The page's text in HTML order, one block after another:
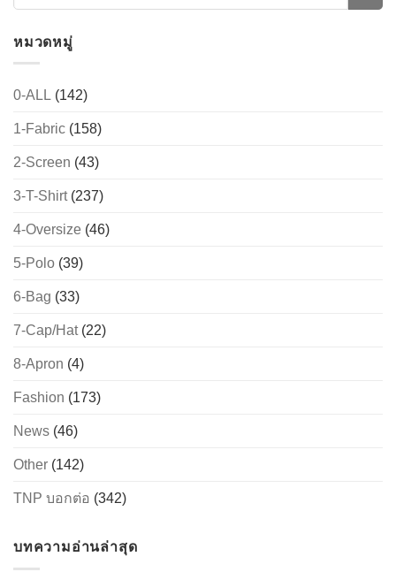
หมวดหมู่
0-ALL (142)
1-Fabric (158)
2-Screen (43)
3-T-Shirt(237)
4-Oversize (46)
5-Polo (39)
6-Bag (33)
7-Cap/Hat(22)
8-Apron (4)
Fashion (173)
News (46)
Other (142)
TNP บอกต่อ (342)
บทความอ่านล่าสุด